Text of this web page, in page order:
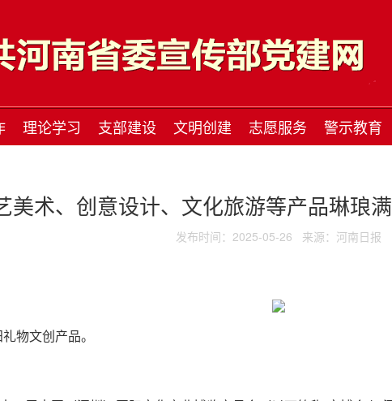
理论学习 支部建设 文明创建 志愿服务 警示教育
美术、创意设计、文化旅游等产品琳琅
发布时间：2025-05-26 来源：河南日报
物文创产品。